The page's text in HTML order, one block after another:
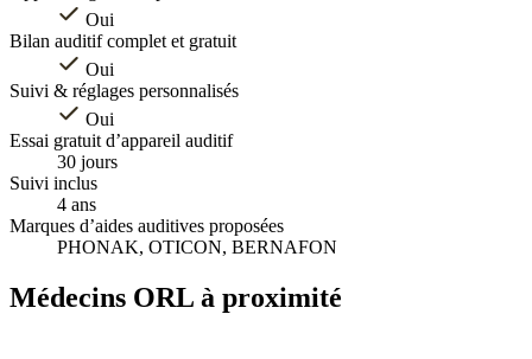
Oui
Bilan auditif complet et gratuit
Oui
Suivi & réglages personnalisés
Oui
Essai gratuit d’appareil auditif
30 jours
Suivi inclus
4 ans
Marques d’aides auditives proposées
PHONAK, OTICON, BERNAFON
Médecins ORL à proximité